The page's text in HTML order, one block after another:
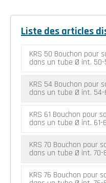
Liste des articles
KRS 50 Bouchon pour
dans un tube Ø int.
KRS 54 Bouchon pour
dans un tube Ø int. 54-
KRS 61 Bouchon pour
dans un tube Ø int. 61-
KRS 70 Bouchon pour
dans un tube Ø int. 70-
KRS 76 Bouchon pour